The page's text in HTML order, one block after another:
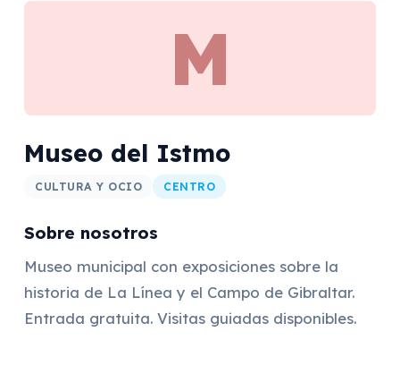
M
Museo del Istmo
CULTURA Y OCIO CENTRO
Sobre nosotros
Museo municipal con exposiciones sobre la
historia de La Línea y el Campo de Gibraltar.
Entrada gratuita. Visitas guiadas disponibles.